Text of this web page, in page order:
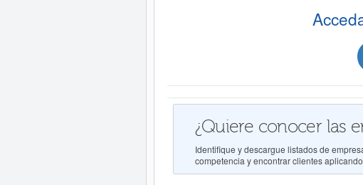
¿Quiere conocer las
Identifique y descargue listados de
competencia y encontrar clientes